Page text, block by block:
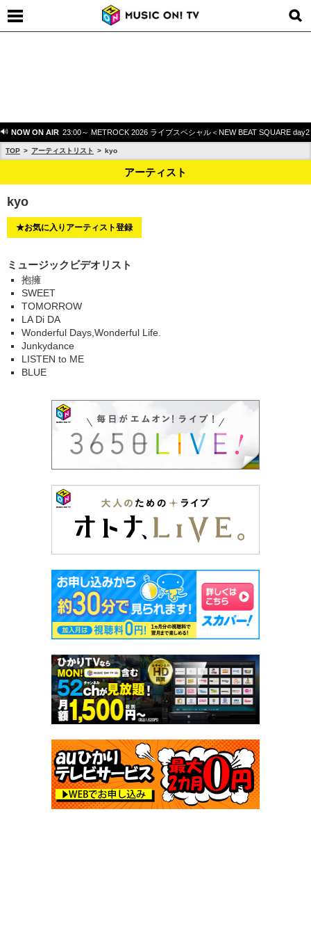
NOW ON AIR 23:00～ METROCK 2026 ライブスペシャル＜NEW BEAT SQUARE day2
TOP アーティストリスト kyo
アーティスト
kyo
★お気に入りアーティスト登録
ミュージックビデオリスト
抱擁
SWEET
TOMORROW
LA Di DA
Wonderful Days,Wonderful Life.
Junkydance
LISTEN to ME
BLUE